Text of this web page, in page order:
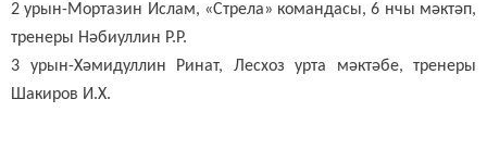
2 урын-Мортазин Ислам, «Стрела» командасы, 6 нчы мәктәп,
тренеры Нәбиуллин Р.Р.
3 урын-Хәмидуллин Ринат, Лесхоз урта мәктәбе, тренеры
Шакиров И.Х.